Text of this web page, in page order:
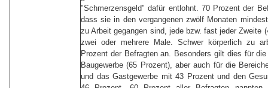
"Schmerzensgeld" dafür entlohnt. 70 Prozent der
dass sie in den vergangenen zwölf Monaten
zu Arbeit gegangen sind, jede bzw. fast jeder Zweite
zwei oder mehrere Male. Schwer körperlich zu
Prozent der Befragten an. Besonders gilt dies für
Baugewerbe (65 Prozent), aber auch für die
und das Gastgewerbe mit 43 Prozent und den